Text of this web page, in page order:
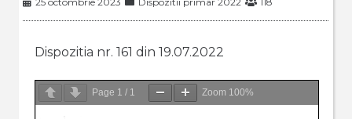
Dispozitia nr. 161 din 19.07.2022
Page 1 / 1 Zoom 100%